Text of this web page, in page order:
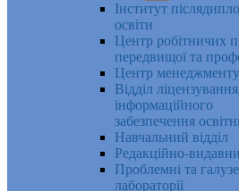
Інститут
освіти
Центр робітничих
передвищої та
Центр менеджменту
Відділ
інформаційного
забезпечення
Навчальний відділ
Редакційно-
Проблемні та
лабораторії